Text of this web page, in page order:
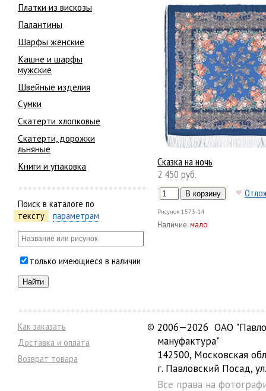
Платки из вискозы
Палантины
Шарфы женские
Кашне и шарфы
мужские
Швейные изделия
Сумки
Скатерти хлопковые
Скатерти, дорожки
льняные
Книги и упаковка
Поиск в каталоге по
тексту
параметрам
только имеющиеся в наличии
Сказка на ночь
2 450 руб.
Рисунок 1573-14
Наличие:мало
Как заказать
Доставка и оплата
Возврат товара
© 2006—2026 ОАО
мануфактура"
142500, Московская
г. Павловский Посад,
Все права на